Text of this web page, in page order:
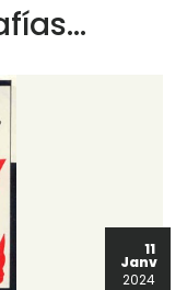
11
Janv
2024